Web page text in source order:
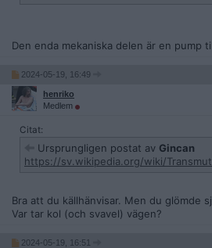
Den enda mekaniska delen är en pump
2024-05-19, 16:49
henriko
Medlem
Citat:
Ursprungligen postat av Gincan
https://sv.wikipedia.org/wiki/
Bra att du källhänvisar. Men du glömde
Var tar kol (och svavel) vägen?
2024-05-19, 16:51